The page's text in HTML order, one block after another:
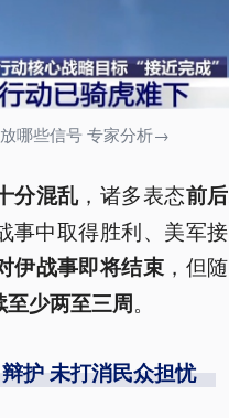
哪些信号 专家分析→
分混乱，诸多表态前
事中取得胜利、美军
伊战事即将结束 ，但
少两至三周。
护 未打消民众担忧